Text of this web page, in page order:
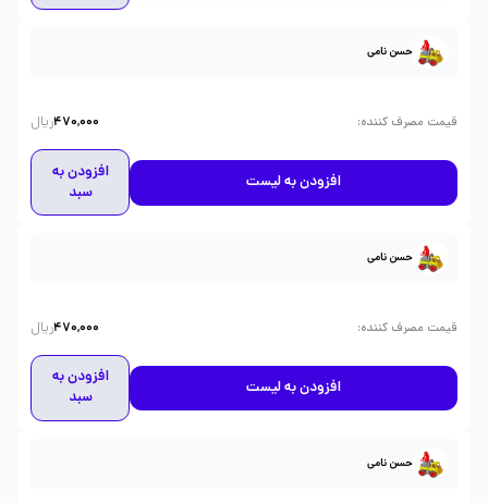
حسن نامی
قیمت مصرف کننده:
470,000ریال
افزودن به لیست
افزودن به
سبد
حسن نامی
قیمت مصرف کننده:
470,000ریال
افزودن به لیست
افزودن به
سبد
حسن نامی